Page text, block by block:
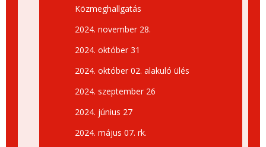
Közmeghallgatás
2024. november 28.
2024. október 31
2024. október 02. alakuló ülés
2024. szeptember 26
2024. június 27
2024. május 07. rk.